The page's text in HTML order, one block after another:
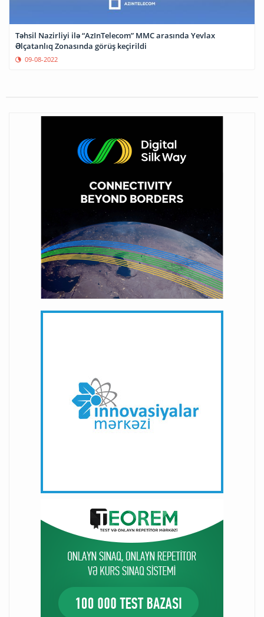
Təhsil Nazirliyi ilə “AzInTelecom” MMC arasında Yevlax
Əlçatanlıq Zonasında görüş keçirildi
09-08-2022